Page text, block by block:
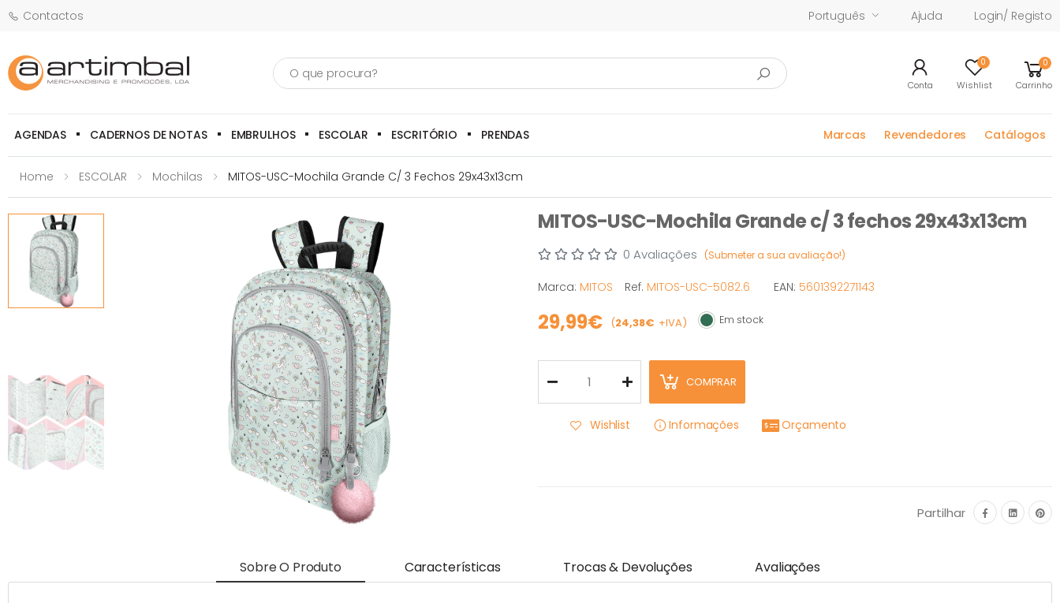
Contactos Português Ajuda Login/ Registo
Pesquisa
Conta
0
Wishlist
0
Carrinho
AGENDAS CADERNOS DE NOTAS EMBRULHOS ESCOLAR ESCRITÓRIO PRENDAS Marcas Revendedores Catálogos
Home ESCOLAR Mochilas MITOS-USC-Mochila Grande C/ 3 Fechos 29x43x13cm
MITOS-USC-Mochila Grande c/ 3 fechos 29x43x13cm
0 Avaliações (Submeter a sua avaliação!)
Marca: MITOS Ref. MITOS-USC-5082.6 EAN: 5601392271143
29,99€ (24,38€ +IVA) Em stock
Em stock
COMPRAR
Wishlist Informações Orçamento
Partilhar
Sobre O Produto Características Trocas & Devoluções Avaliações